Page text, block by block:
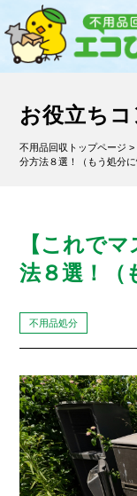
お役立ち
不用品回収トップページ >
分方法８選！（もう処分に
【これで
法８選！（
不用品処分